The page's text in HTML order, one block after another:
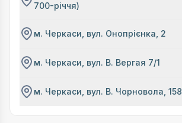
700-річчя)
м. Черкаси, вул. Онопрієнка, 2
м. Черкаси, вул. В. Вергая 7/1
м. Черкаси, вул. В. Чорновола, 158